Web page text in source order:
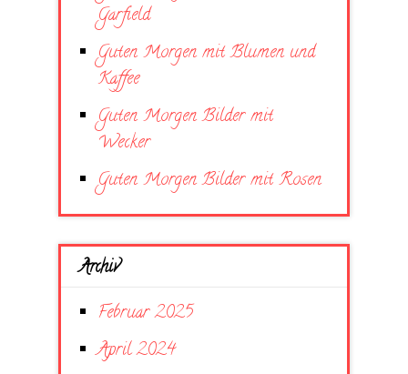
Garfield
Guten Morgen mit Blumen und
Kaffee
Guten Morgen Bilder mit
Wecker
Guten Morgen Bilder mit Rosen
Archiv
Februar 2025
April 2024